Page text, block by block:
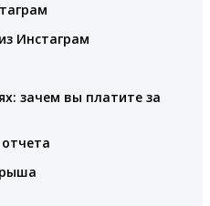
Инстаграм
зачем вы платите за